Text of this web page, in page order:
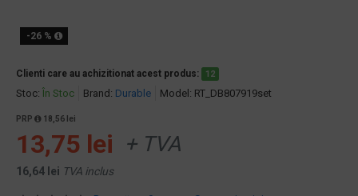
-26 %
Clienti care au achizitionat acest produs: 12
Stoc: În Stoc Brand: Durable Model: RT_DB807919set
PRP 18,56 lei
13,75 lei + TVA
16,64 lei TVA inclus